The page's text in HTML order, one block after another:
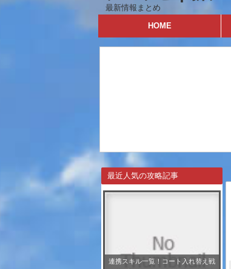
最新情報まとめ
HOME
最近人気の攻略記事
連携スキル一覧！コート入れ替え戦